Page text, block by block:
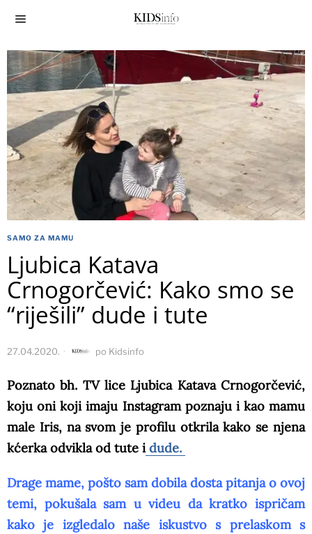
SAMO ZA MAMU
Ljubica Katava
Crnogorčević: Kako smo se
“riješili” dude i tute
27.04.2020. po Kidsinfo
Poznato bh. TV lice Ljubica Katava Crnogorčević,
koju oni koji imaju Instagram poznaju i kao mamu
male Iris, na svom je profilu otkrila kako se njena
kćerka odvikla od tute idude.
Drage mame, pošto sam dobila dosta pitanja o ovoj
temi, pokušala sam u videu da kratko ispričam
kako je izgledalo naše iskustvo s prelaskom s